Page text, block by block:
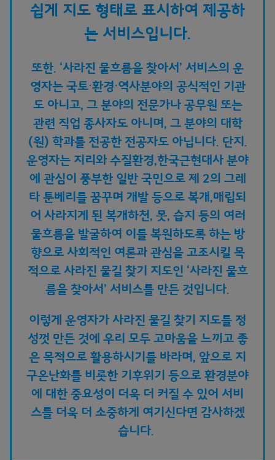
쉽게 지도 형태로 표시하여 제공하
는 서비스입니다.
또한. ‘사라진 물흐름을 찾아서’ 서비스의 운
영자는 국토⋅환경⋅역사분야의 공식적인 기관
도 아니고, 그 분야의 전문가나 공무원 또는
관련 직업 종사자도 아니며, 그 분야의 대학
(원) 학과를 전공한 전공자도 아닙니다. 단지.
운영자는 지리와 수질환경,한국근현대사 분야
에 관심이 풍부한 일반 국민으로 제 2의 그레
타 툰베리를 꿈꾸며 개발 등으로 복개,매립되
어 사라지게 된 복개하천, 못, 습지 등의 여러
물흐름을 발굴하여 이를 복원하도록 하는 방
향으로 사회적인 여론과 관심을 고조시킬 목
적으로 사라진 물길 찾기 지도인 ‘사라진 물흐
름을 찾아서’ 서비스를 만든 것입니다.
이렇게 운영자가 사라진 물길 찾기 지도를 정
성껏 만든 것에 우리 모두 고마움을 느끼고 좋
은 목적으로 활용하시기를 바라며, 앞으로 지
구온난화를 비롯한 기후위기 등으로 환경분야
에 대한 중요성이 더욱 더 커질 수 있어 서비
스를 더욱 더 소중하게 여기신다면 감사하겠
습니다.